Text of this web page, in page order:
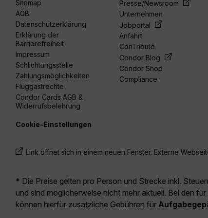
Sitemap
AGB
Datenschutzerklärung
Erklärung der
Barrierefreiheit
Impressum
Schlichtungsstelle
Zahlungsmöglichkeiten
Fluggastrechte
Condor Cards AGB &
Widerrufsbelehrung
Presse/Newsroom
Unternehmen
Jobportal
Anfahrt
ConTribute
Condor Blog
Condor Shop
Compliance
Cookie-Einstellungen
Link öffnet sich in einem neuen Fenster. Externe
* Die Preise gelten pro Person und Strecke inkl.
und sind möglicherweise nicht mehr aktuell. Bei den für
können hierfür zusätzliche Gebühren für